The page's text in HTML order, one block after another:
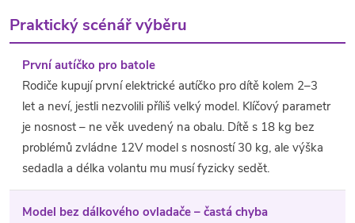
Praktický scénář výběru
První autíčko pro batole
Rodiče kupují první elektrické autíčko pro dítě kolem 2–3
let a neví, jestli nezvolili příliš velký model. Klíčový parametr
je nosnost – ne věk uvedený na obalu. Dítě s 18 kg bez
problémů zvládne 12V model s nosností 30 kg, ale výška
sedadla a délka volantu mu musí fyzicky sedět.
Model bez dálkového ovladače – častá chyba